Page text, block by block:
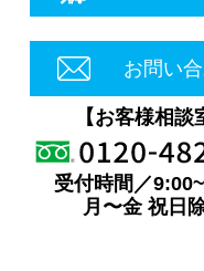
お問い
【お客様相談
受付時間／
月〜金 祝日